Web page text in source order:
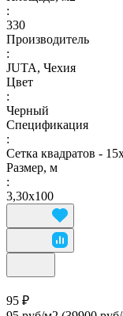
:
330
Производитель
:
JUTA, Чехия
Цвет
:
Черный
Спецификация
:
Сетка квадратов -
Размер, м
:
3,30х100
95 ₽